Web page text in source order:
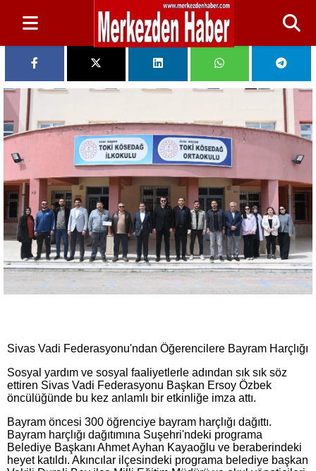
Sivas Vadi Federasyonu'ndan Öğerencilere Bayram Harçlığı
Sosyal yardım ve sosyal faaliyetlerle adından sık sık söz
ettiren Sivas Vadi Federasyonu Başkan Ersoy Özbek
öncülüğünde bu kez anlamlı bir etkinliğe imza attı.
Bayram öncesi 300 öğrenciye bayram harçlığı dağıttı.
Bayram harçlığı dağıtımına Suşehri'ndeki programa
Belediye Başkanı Ahmet Ayhan Kayaoğlu ve beraberindeki
heyet katıldı. Akıncılar ilçesindeki programa belediye başkan